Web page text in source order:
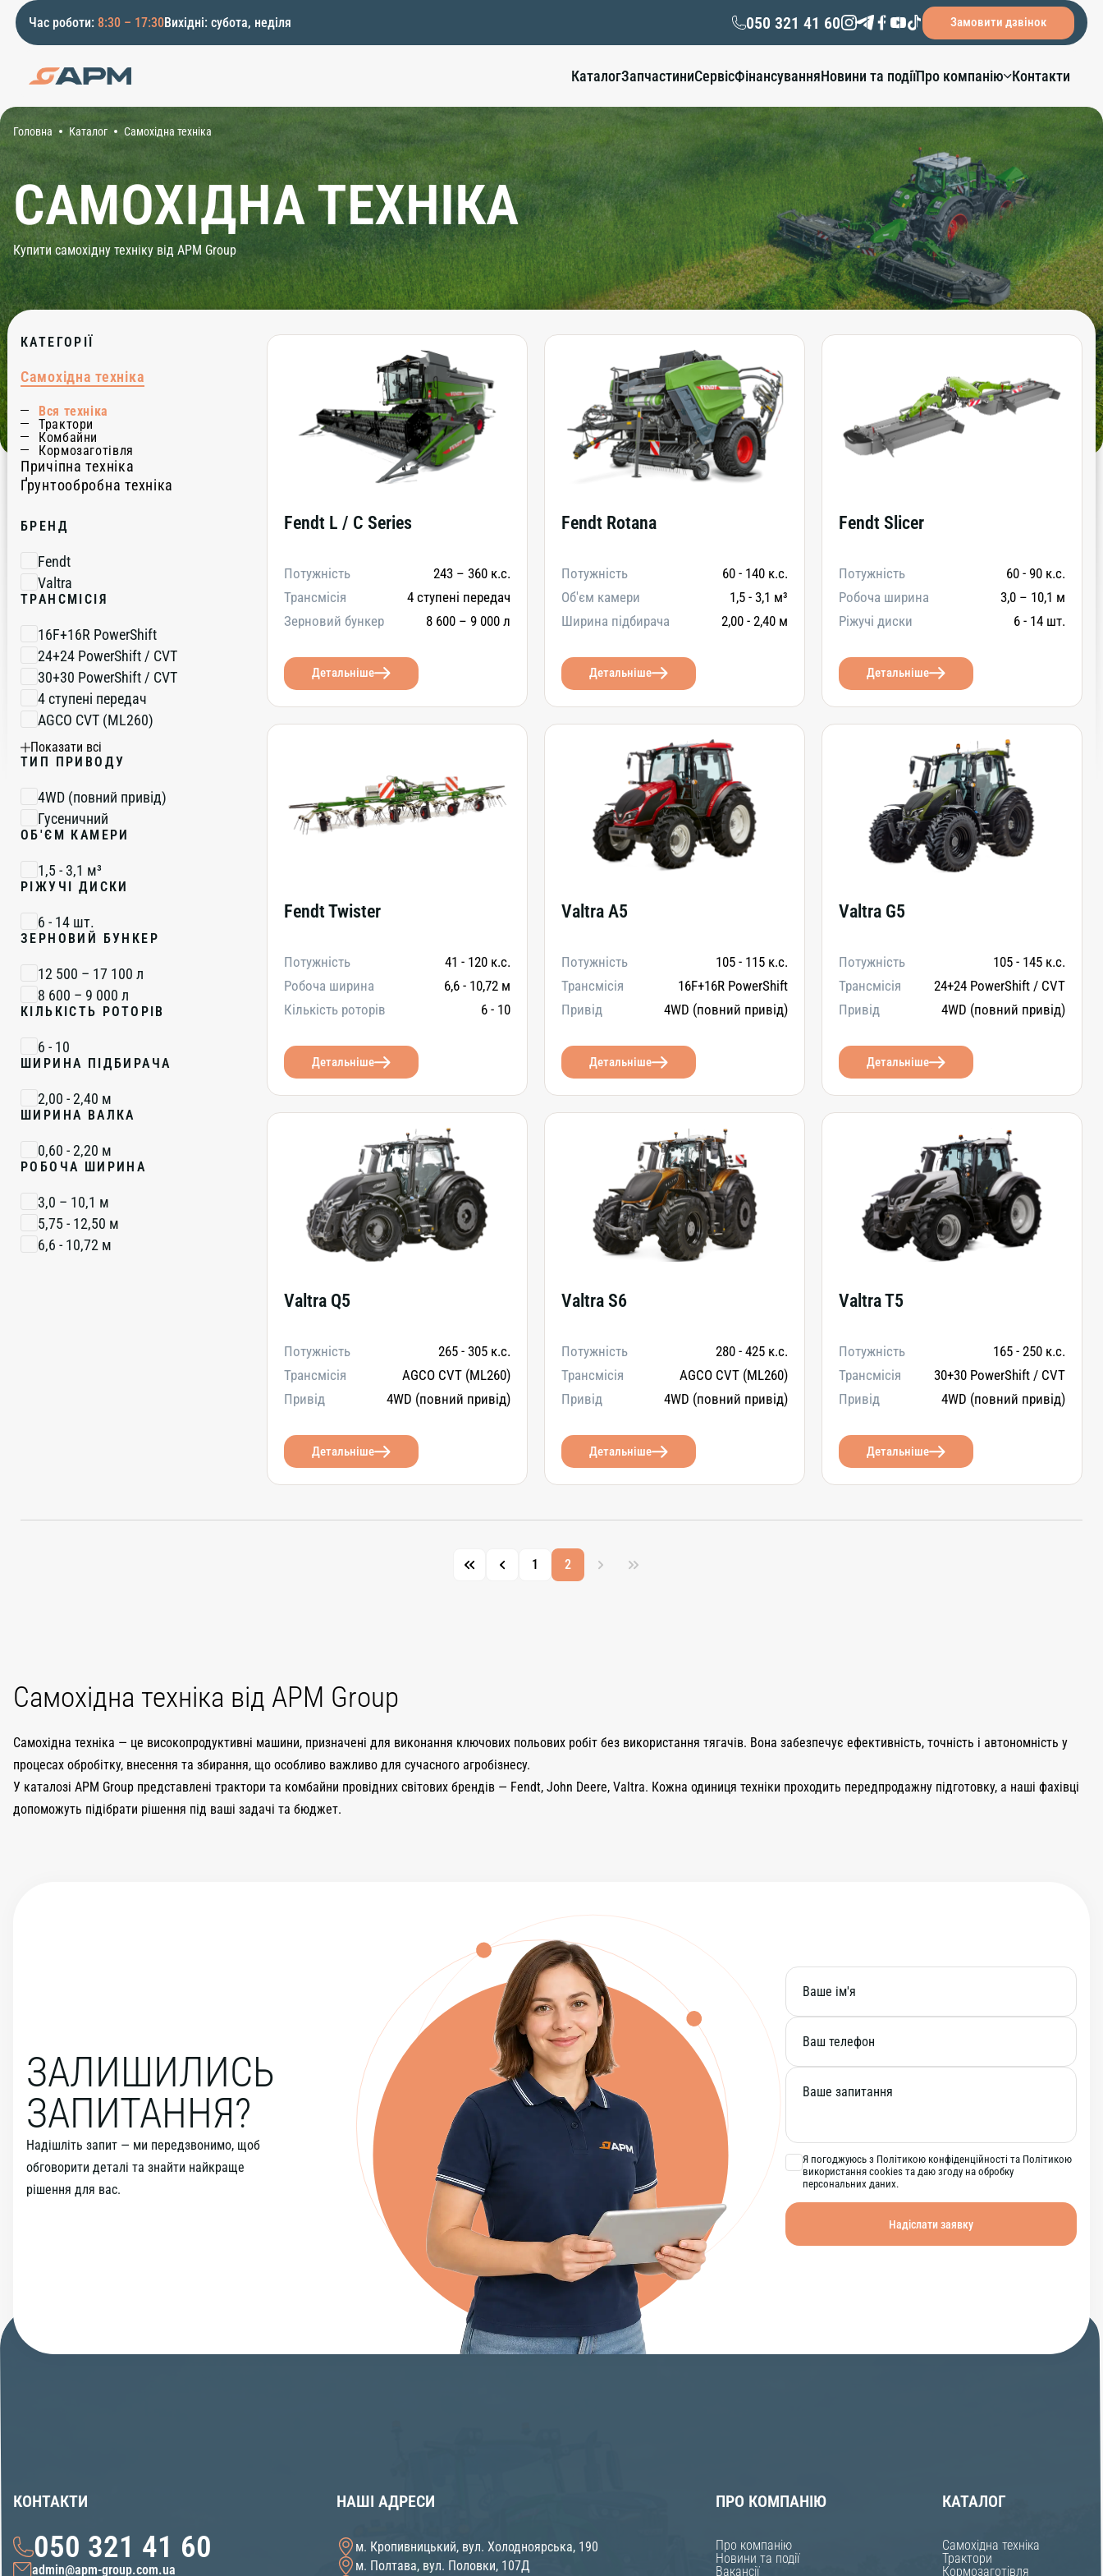
Час роботи: 8:30 – 17:30Вихідні: субота, неділя 050 321 41 60 Замовити дзвінок
КаталогЗапчастиниСервісФінансуванняНовини та подіїПро компанію Контакти
Головна Каталог Самохідна техніка
САМОХІДНА ТЕХНІКА
Купити самохідну техніку від APM Group
КАТЕГОРІЇ
Самохідна техніка
Вся техніка
Трактори
Комбайни
Кормозаготівля
Причіпна техніка
Ґрунтообробна техніка
Вся техніка
Компактні дискові борони
БРЕНД
Fendt
Valtra
ТРАНСМІСІЯ
16F+16R PowerShift
24+24 PowerShift / CVT
30+30 PowerShift / CVT
4 ступені передач
AGCO CVT (ML260)
MotionShift (2 ступені)
VarioDrive (безступенева)
VarioDrive TA 250 (безступенева)
VarioDrive TA 300 (безступенева)
гусенична)
VarioDrive TA 400 (безступенева)
гусенична)
Показати всі
ТИП ПРИВОДУ
4WD (повний привід)
Гусеничний
ОБ'ЄМ КАМЕРИ
1,5 - 3,1 м³
РІЖУЧІ ДИСКИ
6 - 14 шт.
ЗЕРНОВИЙ БУНКЕР
12 500 – 17 100 л
8 600 – 9 000 л
КІЛЬКІСТЬ РОТОРІВ
6 - 10
ШИРИНА ПІДБИРАЧА
2,00 - 2,40 м
ШИРИНА ВАЛКА
0,60 - 2,20 м
РОБОЧА ШИРИНА
3,0 – 10,1 м
5,75 - 12,50 м
6,6 - 10,72 м
Fendt L / C Series
Потужність
243 – 360 к.с.
Трансмісія
4 ступені передач
Зерновий бункер
8 600 – 9 000 л
Детальніше
Fendt Rotana
Потужність
60 - 140 к.с.
Об'єм камери
1,5 - 3,1 м³
Ширина підбирача
2,00 - 2,40 м
Детальніше
Fendt Slicer
Потужність
60 - 90 к.с.
Робоча ширина
3,0 – 10,1 м
Ріжучі диски
6 - 14 шт.
Детальніше
Fendt Twister
Потужність
41 - 120 к.с.
Робоча ширина
6,6 - 10,72 м
Кількість роторів
6 - 10
Детальніше
Valtra A5
Потужність
105 - 115 к.с.
Трансмісія
16F+16R PowerShift
Привід
4WD (повний привід)
Детальніше
Valtra G5
Потужність
105 - 145 к.с.
Трансмісія
24+24 PowerShift / CVT
Привід
4WD (повний привід)
Детальніше
Valtra Q5
Потужність
265 - 305 к.с.
Трансмісія
AGCO CVT (ML260)
Привід
4WD (повний привід)
Детальніше
Valtra S6
Потужність
280 - 425 к.с.
Трансмісія
AGCO CVT (ML260)
Привід
4WD (повний привід)
Детальніше
Valtra T5
Потужність
165 - 250 к.с.
Трансмісія
30+30 PowerShift / CVT
Привід
4WD (повний привід)
Детальніше
1 2
Самохідна техніка від APM Group
Самохідна техніка — це високопродуктивні машини, призначені для виконання ключових польових робіт без використання тягачів. Вона забезпечує ефективність, точність і автономність у
процесах обробітку, внесення та збирання, що особливо важливо для сучасного агробізнесу.
У каталозі APM Group представлені трактори та комбайни провідних світових брендів — Fendt, John Deere, Valtra. Кожна одиниця техніки проходить передпродажну підготовку, а наші фахівці
допоможуть підібрати рішення під ваші задачі та бюджет.
ЗАЛИШИЛИСЬ
ЗАПИТАННЯ?
Надішліть запит — ми передзвонимо, щоб
обговорити деталі та знайти найкраще
рішення для вас.
Я погоджуюсь з Політикою конфіденційності та Політикою
використання cookies та даю згоду на обробку
персональних даних.
КОНТАКТИ
050 321 41 60
admin@apm-group.com.ua
НАШІ АДРЕСИ
м. Кропивницький, вул. Холодноярська, 190
м. Полтава, вул. Половки, 107Д
ПРО КОМПАНІЮ
Про компанію
Новини та події
Вакансії
КАТАЛОГ
Самохідна техніка
Трактори
Кормозаготівля